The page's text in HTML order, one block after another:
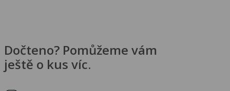
Dočteno? Pomůžeme vám
ještě o kus víc.